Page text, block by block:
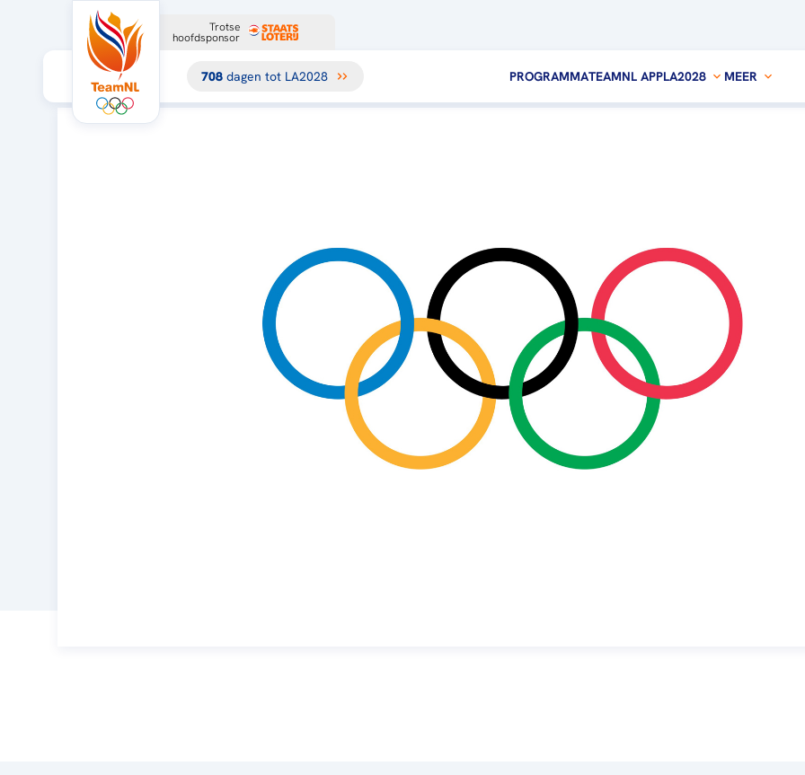
Trotse
hoofdsponsor
708 dagen tot LA2028 PROGRAMMATEAMNL APPLA2028 MEER